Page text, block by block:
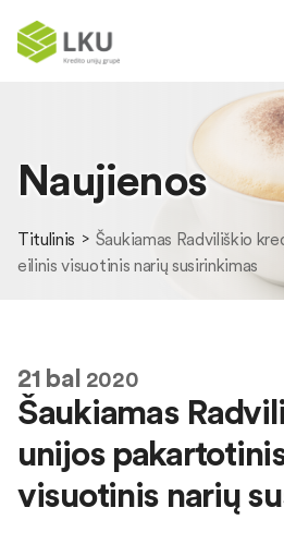
Naujienos
Titulinis
Šaukiamas Radviliškio
eilinis visuotinis narių susirinkimas
21bal 2020
Šaukiamas
unijos
visuotinis narių